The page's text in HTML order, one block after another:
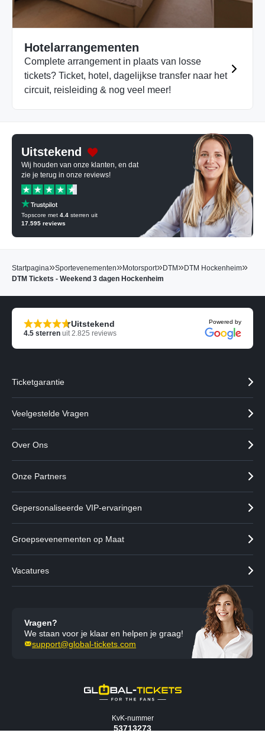
Hotelarrangementen
Complete arrangement in plaats van losse
tickets? Ticket, hotel, dagelijkse transfer naar het
circuit, reisleiding & nog veel meer!
Uitstekend
Wij houden van onze klanten, en dat
zie je terug in onze reviews!
Topscore met 4.4 sterren uit
17.595 reviews
Startpagina»Sportevenementen»Motorsport»DTM»DTM Hockenheim»
DTM Tickets - Weekend 3 dagen Hockenheim
Uitstekend
4.5 sterren uit 2.825 reviews
Powered by
Ticketgarantie
Veelgestelde Vragen
Over Ons
Onze Partners
Gepersonaliseerde VIP-ervaringen
Groepsevenementen op Maat
Vacatures
Vragen?
We staan voor je klaar en helpen je graag!
support@global-tickets.com
KvK-nummer
53713273